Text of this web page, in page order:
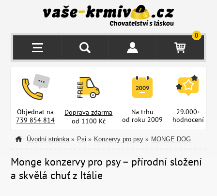
0
Objednat na
739 854 814
Doprava zdarma
od 1100 Kč
Na trhu
od roku 2009
29.000+
hodnocení
Úvodní stránka » Psi » Konzervy pro psy » MONGE DOG
Monge konzervy pro psy – přírodní složení
a skvělá chuť z Itálie